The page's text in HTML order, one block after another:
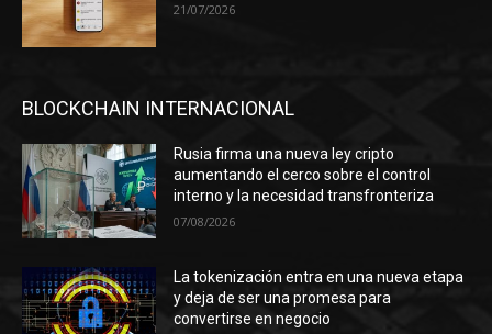
21/07/2026
BLOCKCHAIN INTERNACIONAL
Rusia firma una nueva ley cripto
aumentando el cerco sobre el control
interno y la necesidad transfronteriza
07/08/2026
La tokenización entra en una nueva etapa
y deja de ser una promesa para
convertirse en negocio